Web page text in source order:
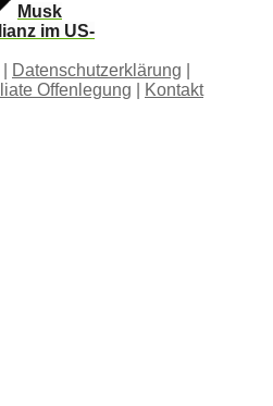
Musk
im US-
Datenschutzerklärung
Offenlegung
Kontakt